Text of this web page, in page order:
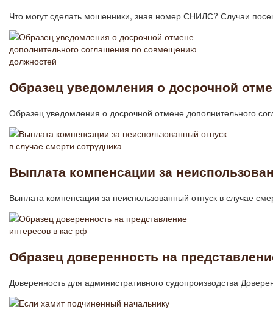
Что могут сделать мошенники, зная номер СНИЛС? Случаи
Образец уведомления о досрочной
Образец уведомления о досрочной отмене дополнительного
Выплата компенсации за
Выплата компенсации за неиспользованный отпуск в случае
Образец доверенность на
Доверенность для административного судопроизводства